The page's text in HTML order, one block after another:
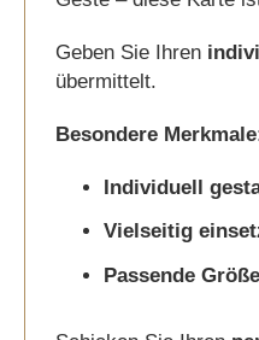
Geben Sie Ihren
übermittelt.
Besondere
Individuell
Vielseitig
Passende